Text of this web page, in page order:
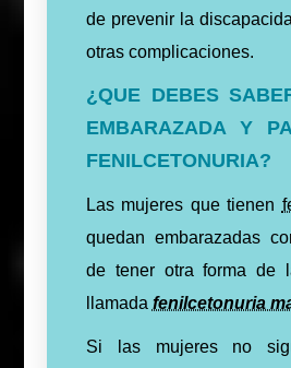
de prevenir la
otras complicaciones.
¿QUE DEBES
EMBARAZADA Y
FENILCETONURIA?
Las mujeres que tienen
quedan embarazadas
de tener otra forma de
llamada fenilcetonuria
Si las mujeres no